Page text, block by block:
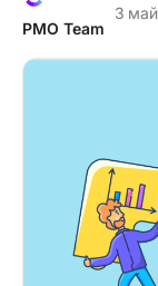
PMO Team
3